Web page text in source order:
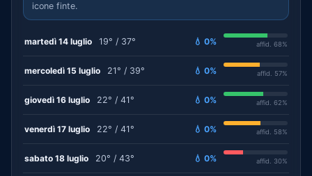
icone finte.
martedì 14 luglio 19° / 37° 💧 0% affid. 68%
mercoledì 15 luglio 21° / 39° 💧 0% affid. 57%
giovedì 16 luglio 22° / 41° 💧 0% affid. 62%
venerdì 17 luglio 22° / 41° 💧 0% affid. 58%
sabato 18 luglio 20° / 43° 💧 0% affid. 30%